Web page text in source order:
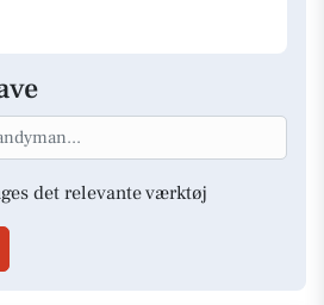
det relevante værktøj